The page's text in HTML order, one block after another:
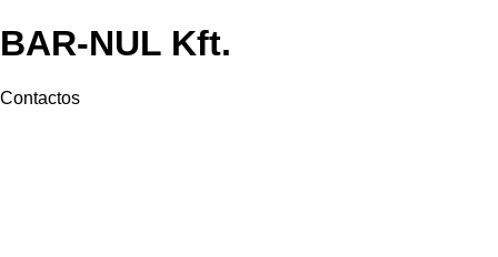
BAR-NUL Kft.
Contactos